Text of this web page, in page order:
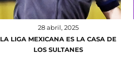
28 abril, 2025
LA LIGA MEXICANA ES LA CASA DE
LOS SULTANES